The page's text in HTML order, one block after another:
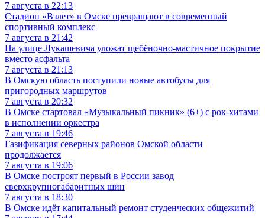
7 августа в 22:13
Стадион «Взлет» в Омске превращают в современный
спортивный комплекс
7 августа в 21:42
На улице Лукашевича уложат щебёночно-мастичное покрытие
вместо асфальта
7 августа в 21:13
В Омскую область поступили новые автобусы для
пригородных маршрутов
7 августа в 20:32
В Омске стартовал «Музыкальный пикник» (6+) с рок-хитами
в исполнении оркестра
7 августа в 19:46
Газификация северных районов Омской области
продолжается
7 августа в 19:06
В Омске построят первый в России завод
сверхкрупногабаритных шин
7 августа в 18:30
В Омске идёт капитальный ремонт студенческих общежитий